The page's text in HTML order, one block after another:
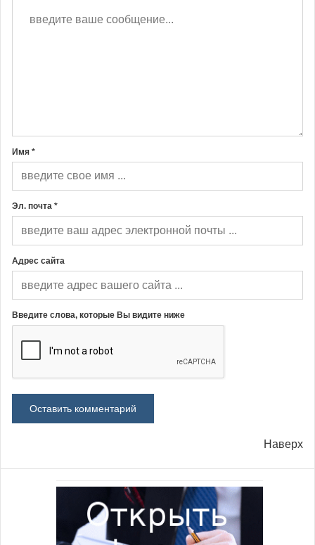
Имя *
Эл. почта *
Адрес сайта
Введите слова, которые Вы видите ниже
Наверх